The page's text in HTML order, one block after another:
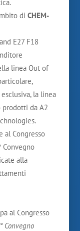
di CHEM-
E27 F18
linea Out of
la linea
prodotti da A2
al Congresso
Convegno
alla
al Congresso
Convegno